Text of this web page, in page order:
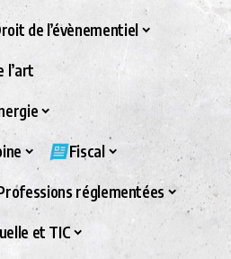
de l’évènementiel
l’art
Fiscal
réglementées
et TIC